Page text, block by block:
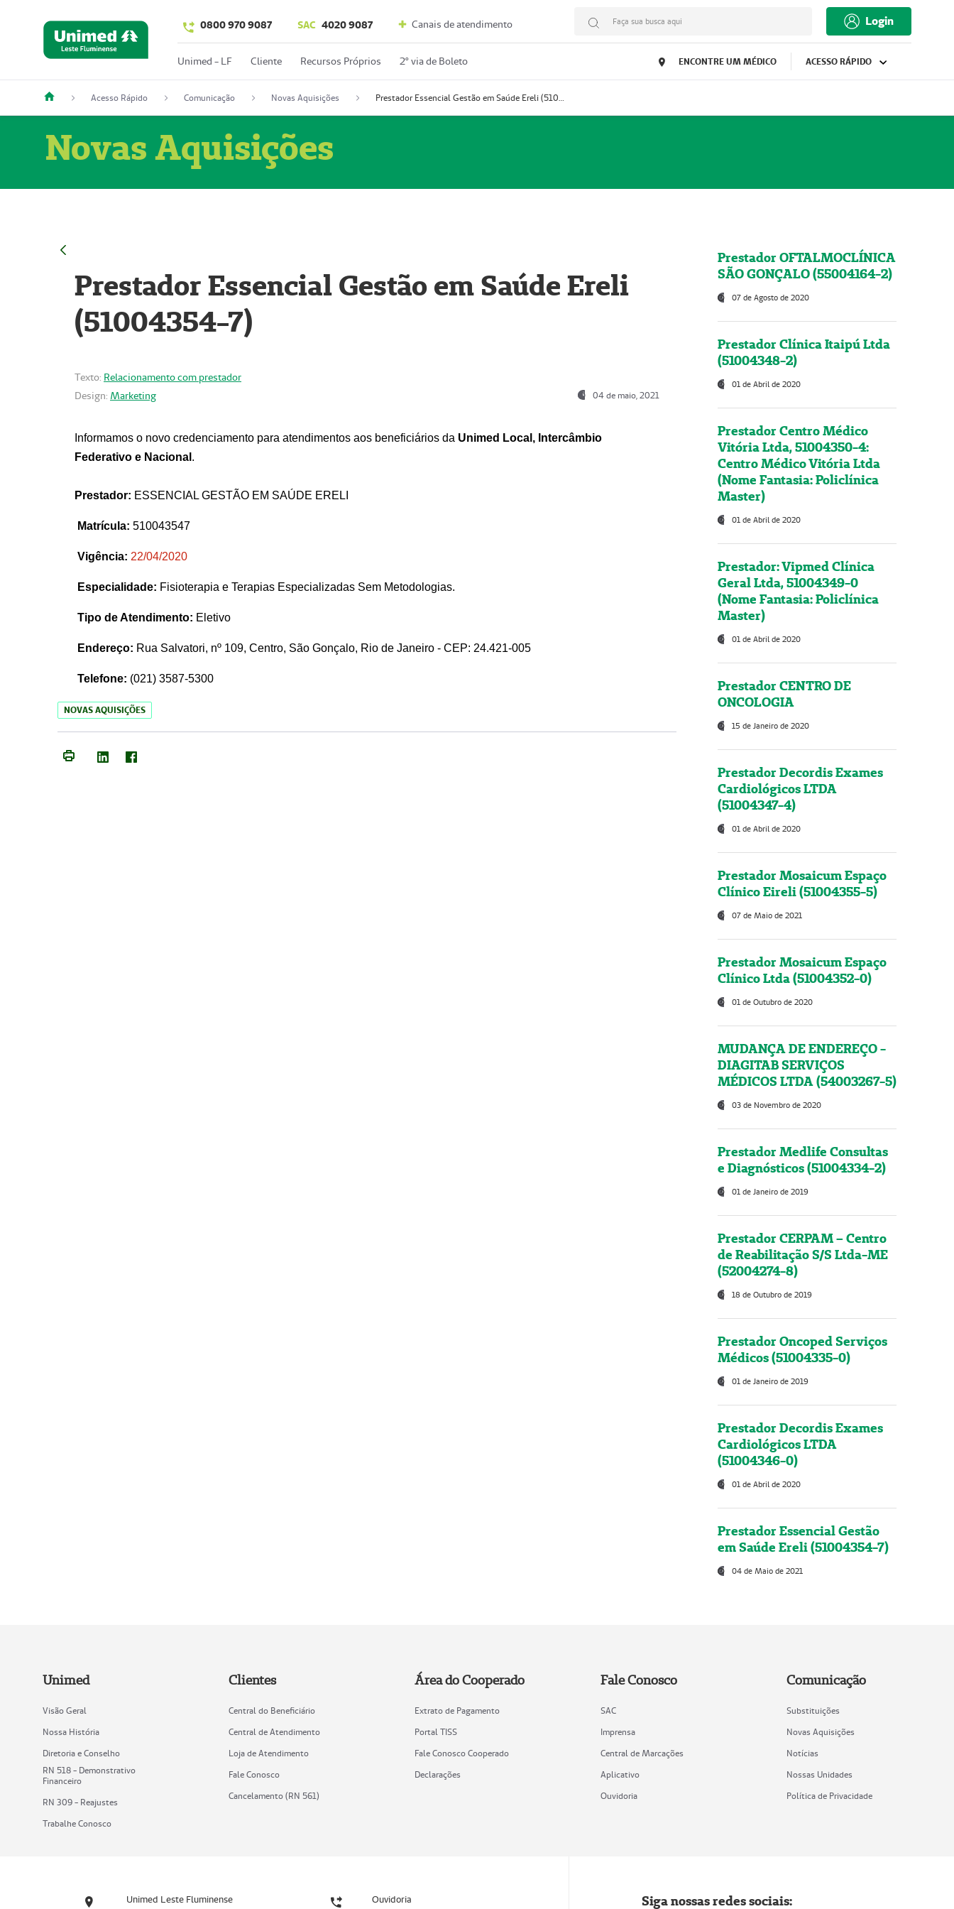
0800 970 9087 SAC 4020 9087 Canais de atendimento Faça sua busca aqui Login
Unimed - LF Cliente Recursos Próprios 2º via de Boleto ENCONTRE UM MÉDICO ACESSO RÁPIDO
Acesso Rápido Comunicação Novas Aquisições Prestador Essencial Gestão em Saúde Ereli (51004354-7)
Novas Aquisições
Prestador Essencial Gestão em Saúde Ereli
(51004354-7)
Texto: Relacionamento com prestador
Design: Marketing 04 de maio, 2021
Informamos o novo credenciamento para atendimentos aos beneficiários da Unimed Local, Intercâmbio
Federativo e Nacional .
Prestador: ESSENCIAL GESTÃO EM SAÚDE ERELI
Matrícula: 510043547
Vigência: 22/04/2020
Especialidade: Fisioterapia e Terapias Especializadas Sem Metodologias.
Tipo de Atendimento: Eletivo
Endereço: Rua Salvatori, nº 109, Centro, São Gonçalo, Rio de Janeiro - CEP: 24.421-005
Telefone: (021) 3587-5300
NOVAS AQUISIÇÕES
Prestador OFTALMOCLÍNICA
SÃO GONÇALO (55004164-2)
07 de Agosto de 2020
Prestador Clínica Itaipú Ltda
(51004348-2)
01 de Abril de 2020
Prestador Centro Médico
Vitória Ltda, 51004350-4:
Centro Médico Vitória Ltda
(Nome Fantasia: Policlínica
Master)
01 de Abril de 2020
Prestador: Vipmed Clínica
Geral Ltda, 51004349-0
(Nome Fantasia: Policlínica
Master)
01 de Abril de 2020
Prestador CENTRO DE
ONCOLOGIA
15 de Janeiro de 2020
Prestador Decordis Exames
Cardiológicos LTDA
(51004347-4)
01 de Abril de 2020
Prestador Mosaicum Espaço
Clínico Eireli (51004355-5)
07 de Maio de 2021
Prestador Mosaicum Espaço
Clínico Ltda (51004352-0)
01 de Outubro de 2020
MUDANÇA DE ENDEREÇO -
DIAGITAB SERVIÇOS
MÉDICOS LTDA (54003267-5)
03 de Novembro de 2020
Prestador Medlife Consultas
e Diagnósticos (51004334-2)
01 de Janeiro de 2019
Prestador CERPAM – Centro
de Reabilitação S/S Ltda-ME
(52004274-8)
18 de Outubro de 2019
Prestador Oncoped Serviços
Médicos (51004335-0)
01 de Janeiro de 2019
Prestador Decordis Exames
Cardiológicos LTDA
(51004346-0)
01 de Abril de 2020
Prestador Essencial Gestão
em Saúde Ereli (51004354-7)
04 de Maio de 2021
Unimed
Visão Geral
Nossa História
Diretoria e Conselho
RN 518 - Demonstrativo
Financeiro
RN 309 - Reajustes
Trabalhe Conosco
Clientes
Central do Beneficiário
Central de Atendimento
Loja de Atendimento
Fale Conosco
Cancelamento (RN 561)
Área do Cooperado
Extrato de Pagamento
Portal TISS
Fale Conosco Cooperado
Declarações
Fale Conosco
SAC
Imprensa
Central de Marcações
Aplicativo
Ouvidoria
Comunicação
Substituições
Novas Aquisições
Notícias
Nossas Unidades
Política de Privacidade
Unimed Leste Fluminense Ouvidoria Siga nossas redes sociais: